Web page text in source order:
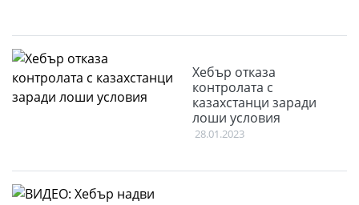
Хебър отказа
контролата с
казахстанци заради
лоши условия
28.01.2023